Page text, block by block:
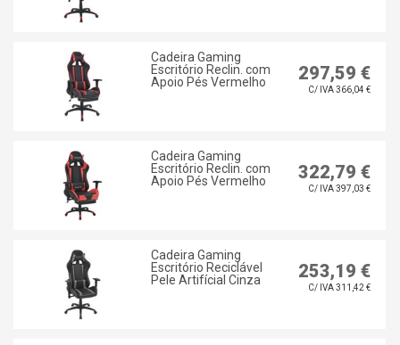
Cadeira Gaming
Escritório Reclin. com
Apoio Pés Vermelho
297,59 €
C/ IVA 366,04 €
Cadeira Gaming
Escritório Reclin. com
Apoio Pés Vermelho
322,79 €
C/ IVA 397,03 €
Cadeira Gaming
Escritório Reciclável
Pele Artifícial Cinza
253,19 €
C/ IVA 311,42 €